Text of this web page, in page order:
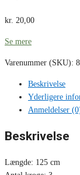
kr. 20,00
Se mere
Varenummer (SKU):
Beskrivelse
Yderligere
Anmeldelser
Beskrivelse
Længde: 125 cm